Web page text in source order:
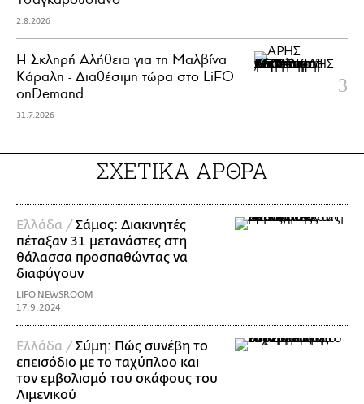
2.8.2026
Η Σκληρή Αλήθεια για τη Μαλβίνα
Κάραλη - Διαθέσιμη τώρα στo LiFO
onDemand
31.7.2026
ΣΧΕΤΙΚΑ ΑΡΘΡΑ
Ελλάδα / Σάμος: Διακινητές
πέταξαν 31 μετανάστες στη
θάλασσα προσπαθώντας να
διαφύγουν
LIFO NEWSROOM
17.9.2024
Ελλάδα / Σύμη: Πώς συνέβη το
επεισόδιο με το ταχύπλοο και
τον εμβολισμό του σκάφους του
Λιμενικού